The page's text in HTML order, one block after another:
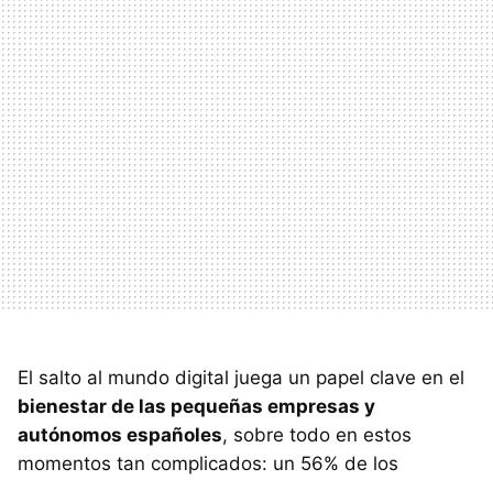
El salto al mundo digital juega un papel clave en el
bienestar de las pequeñas empresas y
autónomos españoles, sobre todo en estos
momentos tan complicados: un 56% de los